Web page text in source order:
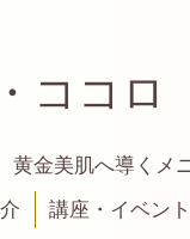
ココ
黄金美肌へ導くメ
講座・イベン